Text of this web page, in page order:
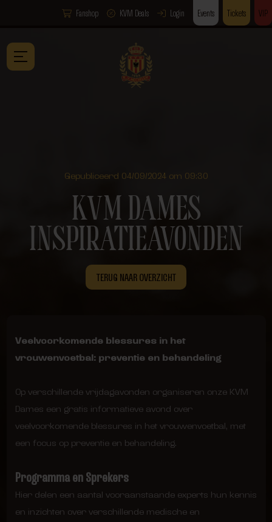
Fanshop KVM Deals Login Events Tickets VIP
Gepubliceerd 04/09/2024 om 09:30
KVM DAMES
INSPIRATIEAVONDEN
TERUG NAAR OVERZICHT
Veelvoorkomende blessures in het
vrouwenvoetbal: preventie en behandeling
Op verschillende vrijdagavonden organiseren onze KVM
Dames een gratis informatieve avond over
veelvoorkomende blessures in het vrouwenvoetbal, met
een focus op preventie en behandeling.
Programma en Sprekers
Hier delen een aantal vooraanstaande experts hun kennis
en inzichten over verschillende medische en